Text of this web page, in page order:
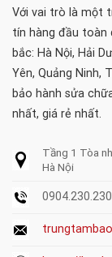
Với vai trò là một
tín hàng đầu toàn
bắc: Hà Nội, Hải
Yên, Quảng Ninh,
bảo hành sửa
nhất, giá rẻ nhất.
Tầng 1 Tòa
Hà Nội